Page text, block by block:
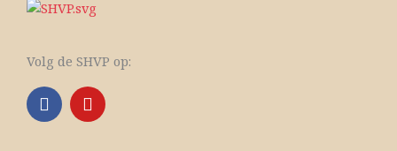
Volg de SHVP op:
F
a
c
Y
o
u